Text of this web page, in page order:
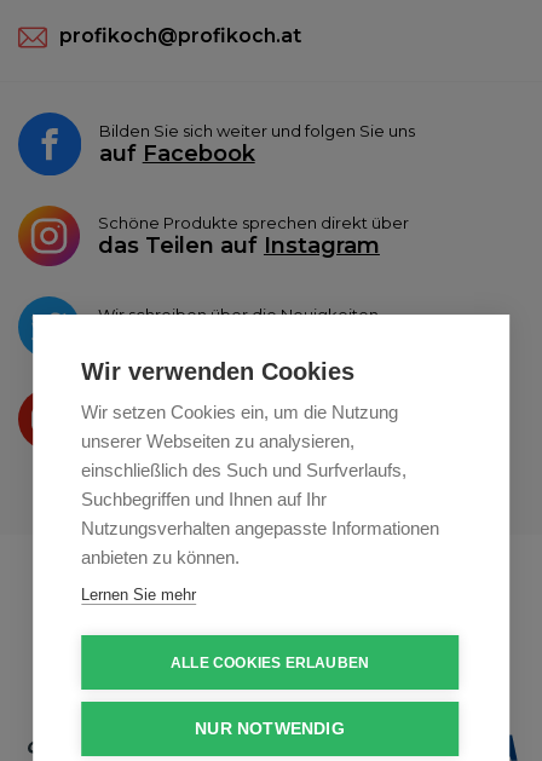
Wir verwenden Cookies
Wir setzen Cookies ein, um die Nutzung
unserer Webseiten zu analysieren,
einschließlich des Such und Surfverlaufs,
Suchbegriffen und Ihnen auf Ihr
Nutzungsverhalten angepasste Informationen
anbieten zu können.
Lernen Sie mehr
ALLE COOKIES ERLAUBEN
NUR NOTWENDIG
profikoch@profikoch.at
Bilden Sie sich weiter und folgen Sie uns
auf Facebook
Schöne Produkte sprechen direkt über
das Teilen auf Instagram
Wir schreiben über die Neuigkeiten
Wir präsentieren Ihre produkte
Youtube
Profikuchar.sk